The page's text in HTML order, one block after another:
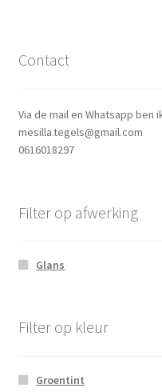
Contact
Via de mail en Whatsapp
mesilla.tegels@gmail.com
0616018297
Filter op afwerking
Glans
Filter op kleur
Groentint